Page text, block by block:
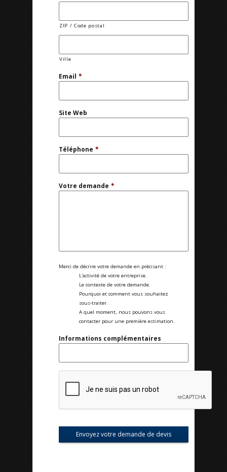
ZIP / Code postal
Ville
Email *
Site Web
Téléphone *
Votre demande *
Merci de décrire votre demande en précisant :
L'activité de votre entreprise.
Le contexte de votre demande.
Pourquoi et comment vous souhaitez
sous-traiter.
A quel moment, nous pouvons vous
contacter pour une première estimation.
Informations complémentaires